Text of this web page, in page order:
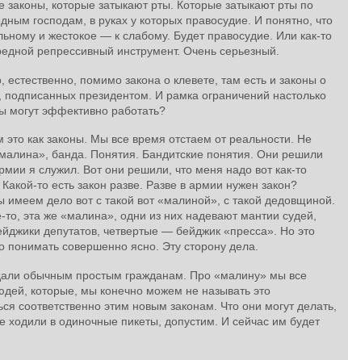
которые затыкают рты. Которые затыкают рты по
господам, в руках у которых правосудие. И понятно, что
и жестокое — к слабому. Будет правосудие. Или как-то
репрессивный инструмент. Очень серьезный.
помимо закона о клевете, там есть и законы о
президентом. И рамка ограничений настолько
могут эффективно работать?
как законы. Мы все время отстаем от реальности. Не
банда. Понятия. Бандитские понятия. Они решили
я служил. Вот они решили, что меня надо вот как-то
то есть закон разве. Разве в армии нужен закон?
дело вот с такой вот «малиной», с такой дедовщиной.
то, эта же «малина», одни из них надевают мантии судей,
депутатов, четвертые — бейджик «пресса». Но это
совершенно ясно. Эту сторону дела.
обычным простым гражданам. Про «малину» мы все
которые, мы конечно можем не называть это
соответственно этим новым законам. Что они могут делать,
в одиночные пикеты, допустим. И сейчас им будет